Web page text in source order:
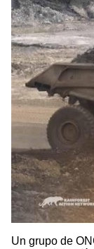
Un grupo de